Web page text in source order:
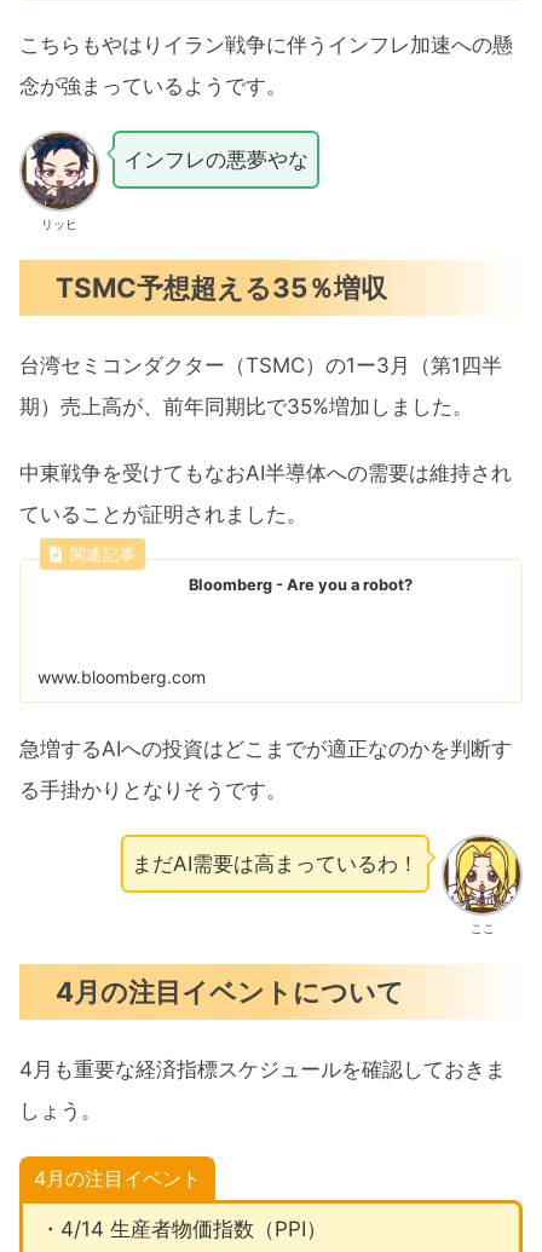
こちらもやはりイラン戦争に伴うインフレ加速への懸
念が強まっているようです。
リッヒ
インフレの悪夢やな
TSMC予想超える35％増収
台湾セミコンダクター（TSMC）の1ー3月（第1四半
期）売上高が、前年同期比で35%増加しました。
中東戦争を受けてもなおAI半導体への需要は維持され
ていることが証明されました。
Bloomberg - Are you a robot?
www.bloomberg.com
急増するAIへの投資はどこまでが適正なのかを判断す
る手掛かりとなりそうです。
ここ
まだAI需要は高まっているわ！
4月の注目イベントについて
4月も重要な経済指標スケジュールを確認しておきま
しょう。
4月の注目イベント
・4/14 生産者物価指数（PPI）